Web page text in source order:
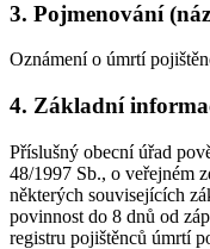
3. Pojmenování
Oznámení o úmrtí
4. Základní
Příslušný obecní úřad
48/1997 Sb., o veřejném
některých souvisejících
povinnost do 8 dnů od
registru pojištěnců úmrtí